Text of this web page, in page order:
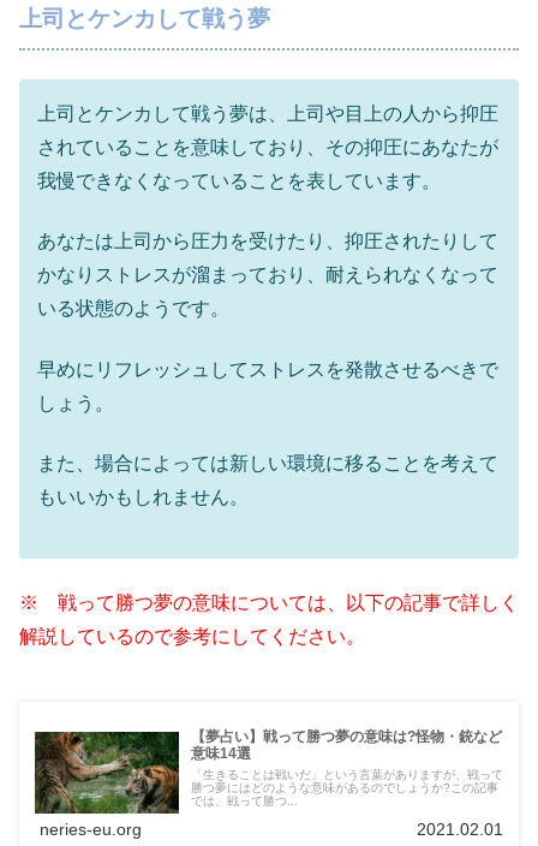
上司とケンカして戦う夢
上司とケンカして戦う夢は、上司や目上の人から抑圧
されていることを意味しており、その抑圧にあなたが
我慢できなくなっていることを表しています。
あなたは上司から圧力を受けたり、抑圧されたりして
かなりストレスが溜まっており、耐えられなくなって
いる状態のようです。
早めにリフレッシュしてストレスを発散させるべきで
しょう。
また、場合によっては新しい環境に移ることを考えて
もいいかもしれません。
※ 戦って勝つ夢の意味については、以下の記事で詳しく
解説しているので参考にしてください。
【夢占い】戦って勝つ夢の意味は?怪物・銃など
意味14選
「生きることは戦いだ」という言葉がありますが、戦って
勝つ夢にはどのような意味があるのでしょうか?この記事
では、戦って勝つ...
neries-eu.org 2021.02.01